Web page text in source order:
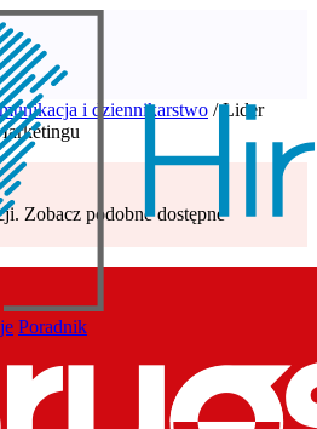
Poradnik
i dziennikarstwo / Lider
Zobacz podobne dostępne